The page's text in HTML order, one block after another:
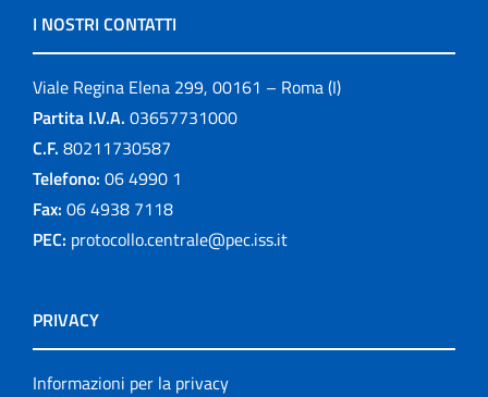
I NOSTRI CONTATTI
Viale Regina Elena 299, 00161 – Roma (I)
Partita I.V.A. 03657731000
C.F. 80211730587
Telefono: 06 4990 1
Fax: 06 4938 7118
PEC: protocollo.centrale@pec.iss.it
PRIVACY
Informazioni per la privacy